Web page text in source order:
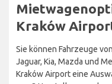
Kraków
Sie können Fahrzeuge
Jaguar, Kia, Mazda und
Kraków Airport eine